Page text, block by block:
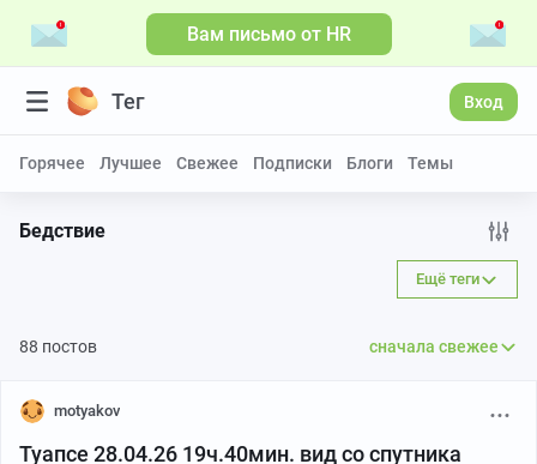
Вам письмо от HR
Тег Вход
Горячее Лучшее Свежее Подписки Блоги Темы
Бедствие
Ещё теги
88 постов сначала свежее
motyakov
Туапсе 28.04.26 19ч.40мин. вид со спутника
Больше видео